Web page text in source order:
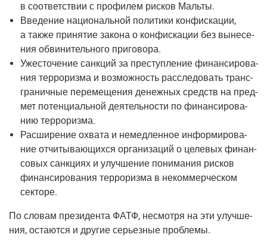
в соот­вет­ствии с про­фи­лем рис­ков Мальты.
Вве­де­ние наци­о­наль­ной поли­ти­ки кон­фис­ка­ции,
а так­же при­ня­тие зако­на о кон­фис­ка­ции без выне­се­
ния обви­ни­тель­но­го приговора.
Уже­сто­че­ние санк­ций за пре­ступ­ле­ние финан­си­ро­ва­
ния тер­ро­риз­ма и воз­мож­ность рас­сле­до­вать транс­
гра­нич­ные пере­ме­ще­ния денеж­ных средств на пред­
мет потен­ци­аль­ной дея­тель­но­сти по финан­си­ро­ва­
нию терроризма.
Рас­ши­ре­ние охва­та и немед­лен­ное инфор­ми­ро­ва­
ние отчи­ты­ва­ю­щих­ся орга­ни­за­ций о целе­вых финан­
со­вых санк­ци­ях и улуч­ше­ние пони­ма­ния рис­ков
финан­си­ро­ва­ния тер­ро­риз­ма в неком­мер­че­ском
секторе.
По сло­вам пре­зи­ден­та ФАТФ, несмот­ря на эти улуч­ше­
ния, оста­ют­ся и дру­гие серьез­ные проблемы.